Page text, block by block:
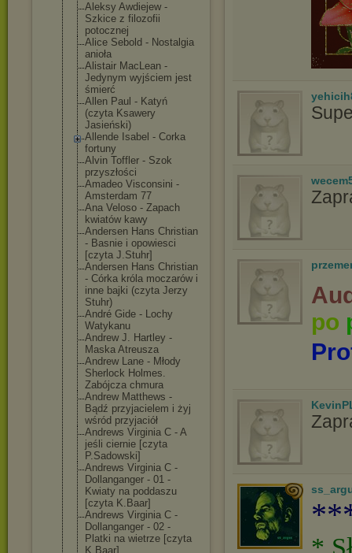
Aleksy Awdiejew -
Szkice z filozofii
potocznej
Alice Sebold - Nostalgia
anioła
Alistair MacLean -
Jedynym wyjściem jest
śmierć
Allen Paul - Katyń
(czyta Ksawery
Jasieński)
Allende Isabel - Corka
fortuny
Alvin Toffler - Szok
przyszłości
Amadeo Visconsini -
Amsterdam 77
Ana Veloso - Zapach
kwiatów kawy
Andersen Hans Christian
- Basnie i opowiesci
[czyta J.Stuhr]
Andersen Hans Christian
- Córka króla moczarów i
inne bajki (czyta Jerzy
Stuhr)
André Gide - Lochy
Watykanu
Andrew J. Hartley -
Maska Atreusza
Andrew Lane - Młody
Sherlock Holmes.
Zabójcza chmura
Andrew Matthews -
Bądź przyjacielem i żyj
wśród przyjaciół
Andrews Virginia C - A
jeśli ciernie [czyta
P.Sadowski]
Andrews Virginia C -
Dollanganger - 01 -
Kwiaty na poddaszu
[czyta K.Baar]
Andrews Virginia C -
Dollanganger - 02 -
Platki na wietrze [czyta
K.Baar]
po
*